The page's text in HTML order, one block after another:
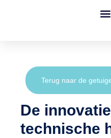
Terug naar de
De
technische